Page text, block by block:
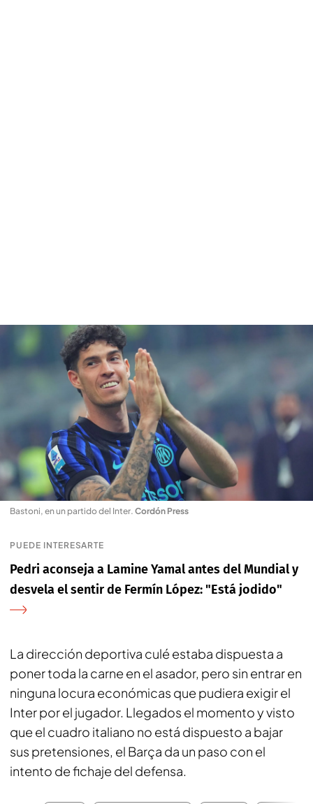
Bastoni, en un partido del Inter. Cordón Press
PUEDE INTERESARTE
Pedri aconseja a Lamine Yamal antes del Mundial y
desvela el sentir de Fermín López: "Está jodido"
La dirección deportiva culé estaba dispuesta a
poner toda la carne en el asador, pero sin entrar en
ninguna locura económicas que pudiera exigir el
Inter por el jugador. Llegados el momento y visto
que el cuadro italiano no está dispuesto a bajar
sus pretensiones, el Barça da un paso con el
intento de fichaje del defensa.